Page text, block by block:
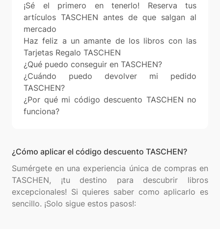
¡Sé el primero en tenerlo! Reserva tus
artículos TASCHEN antes de que salgan al
mercado
Haz feliz a un amante de los libros con las
Tarjetas Regalo TASCHEN
¿Qué puedo conseguir en TASCHEN?
¿Cuándo puedo devolver mi pedido
TASCHEN?
¿Por qué mi código descuento TASCHEN no
funciona?
¿Cómo aplicar el código descuento TASCHEN?
Sumérgete en una experiencia única de compras en
TASCHEN, ¡tu destino para descubrir libros
excepcionales! Si quieres saber como aplicarlo es
sencillo. ¡Solo sigue estos pasos!: